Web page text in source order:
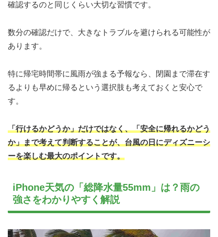
確認するのと同じくらい大切な習慣です。
数分の確認だけで、大きなトラブルを避けられる可能性が
あります。
特に帰宅時間帯に風雨が強まる予報なら、閉園まで滞在す
るよりも早めに帰るという選択肢も考えておくと安心で
す。
「行けるかどうか」だけではなく、「安全に帰れるかどう
か」まで考えて判断することが、台風の日にディズニーシ
ーを楽しむ最大のポイントです。
iPhone天気の「総降水量55mm」は？雨の
強さをわかりやすく解説